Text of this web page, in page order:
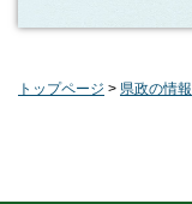
トップページ > 県政の情報